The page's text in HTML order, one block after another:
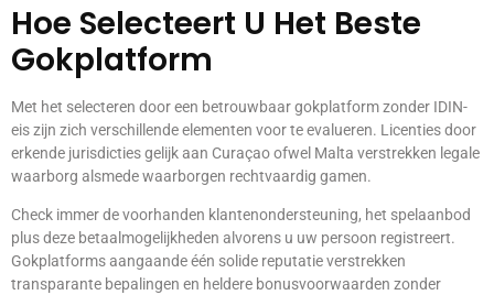
Hoe Selecteert U Het Beste
Gokplatform
Met het selecteren door een betrouwbaar gokplatform zonder IDIN-
eis zijn zich verschillende elementen voor te evalueren. Licenties door
erkende jurisdicties gelijk aan Curaçao ofwel Malta verstrekken legale
waarborg alsmede waarborgen rechtvaardig gamen.
Check immer de voorhanden klantenondersteuning, het spelaanbod
plus deze betaalmogelijkheden alvorens u uw persoon registreert.
Gokplatforms aangaande één solide reputatie verstrekken
transparante bepalingen en heldere bonusvoorwaarden zonder